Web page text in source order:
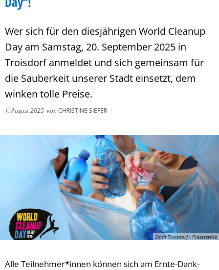
Wer sich für den diesjährigen World Cleanup
Day am Samstag, 20. September 2025 in
Troisdorf anmeldet und sich gemeinsam für
die Sauberkeit unserer Stadt einsetzt, dem
winken tolle Preise.
1. August 2025 vonCHRISTINE SIEFER
Stadt Troisdorf - Pressestelle
Alle Teilnehmer*innen können sich am Ernte-Dank-